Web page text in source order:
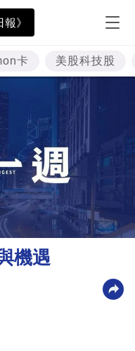
》
卡 美股科技股
機遇